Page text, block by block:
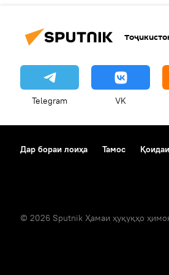
Telegram VK
Дар бораи лоиҳа Тамос
© 2026 Sputnik Ҳамаи ҳуқуқҳо